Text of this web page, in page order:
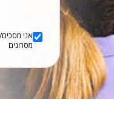
אני
מסרונים